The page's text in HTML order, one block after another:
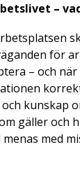
–
för
– och
kunskap
gäller och
med